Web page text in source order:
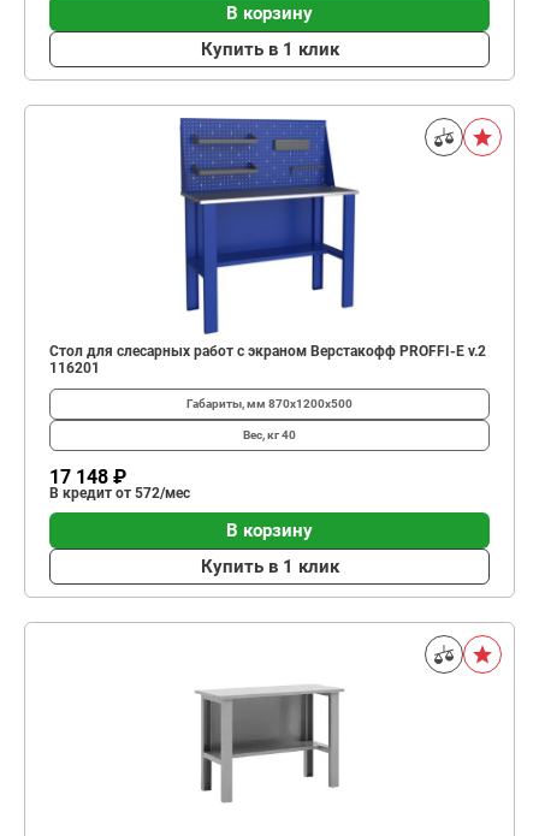
В корзину
Купить в 1 клик
Стол для слесарных работ с экраном Верстакофф PROFFI-E v.2
116201
Габариты, мм 870x1200x500
Вес, кг40
17 148 ₽
В кредит от 572/мес
В корзину
Купить в 1 клик